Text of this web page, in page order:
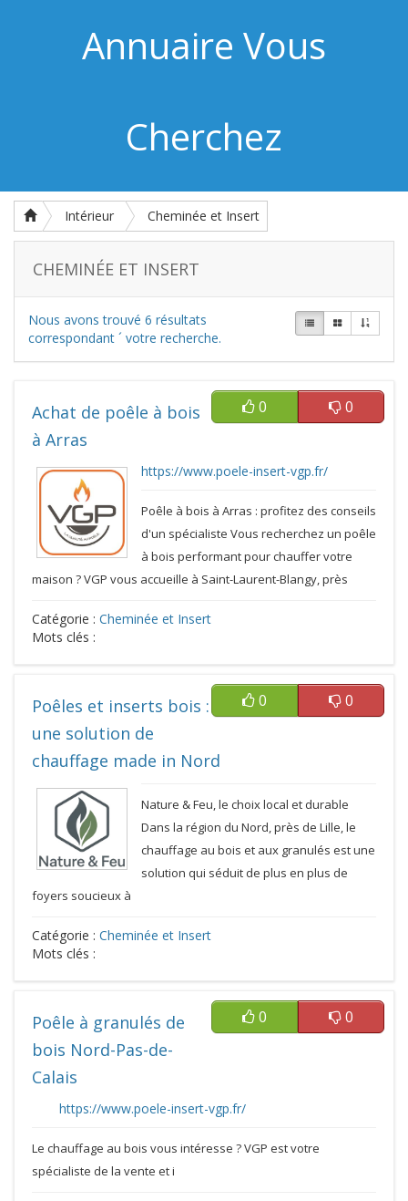
Annuaire Vous
Cherchez
Intérieur Cheminée et Insert
CHEMINÉE ET INSERT
Nous avons trouvé 6 résultats
correspondant ´ votre recherche.
0 0
Achat de poêle à bois
à Arras
https://www.poele-insert-vgp.fr/
Poêle à bois à Arras : profitez des conseils
d'un spécialiste Vous recherchez un poêle
à bois performant pour chauffer votre
maison ? VGP vous accueille à Saint-Laurent-Blangy, près
Catégorie : Cheminée et Insert
Mots clés :
0 0
Poêles et inserts bois :
une solution de
chauffage made in Nord
Nature & Feu, le choix local et durable
Dans la région du Nord, près de Lille, le
chauffage au bois et aux granulés est une
solution qui séduit de plus en plus de
foyers soucieux à
Catégorie : Cheminée et Insert
Mots clés :
0 0
Poêle à granulés de
bois Nord-Pas-de-
Calais
https://www.poele-insert-vgp.fr/
Le chauffage au bois vous intéresse ? VGP est votre
spécialiste de la vente et i